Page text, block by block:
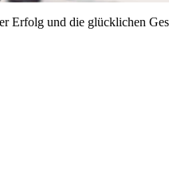
Erfolg und die glücklichen